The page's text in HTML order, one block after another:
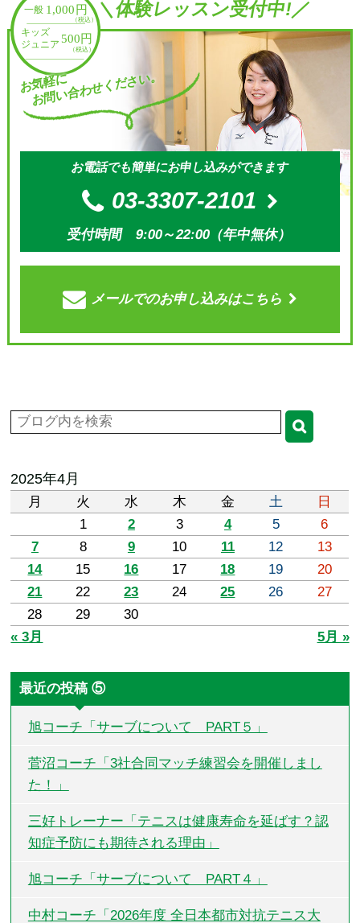
＼体験レッスン受付中!／
お気軽に
お問い合わせください。
お電話でも簡単にお申し込みができます
03-3307-2101
受付時間 9:00～22:00（年中無休）
メールでのお申し込みはこちら
2025年4月
月 火 水 木 金 土
日
1
2 3 4 5
6
7
8 9 10 11 12
13
14
15 16 17 18 19
20
21
22 23 24 25 26
27
28
29
30
« 3月
5月 »
最近の投稿 ⑤
旭コーチ「サーブについて PART５」
菅沼コーチ「3社合同マッチ練習会を開催しまし
た！」
三好トレーナー「テニスは健康寿命を延ばす？認
知症予防にも期待される理由」
旭コーチ「サーブについて PART４」
中村コーチ「2026年度 全日本都市対抗テニス大